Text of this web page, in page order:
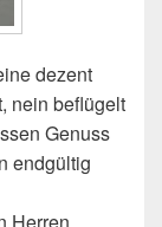
dezent
nein beflügelt
Genuss
endgültig